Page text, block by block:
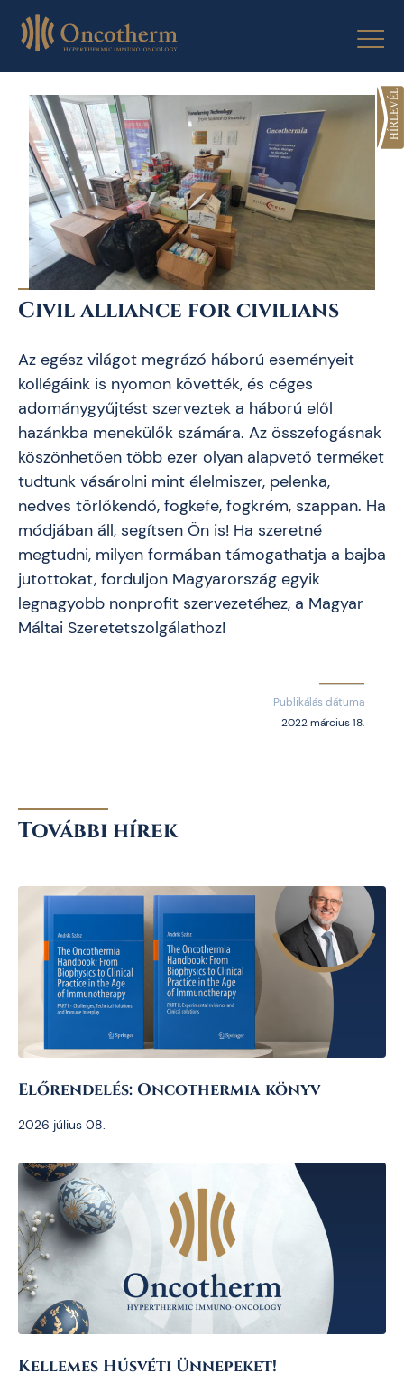
content
Civil alliance for civilians
Az egész világot megrázó háború eseményeit
kollégáink is nyomon követték, és céges
adománygyűjtést szerveztek a háború elől
hazánkba menekülők számára. Az összefogásnak
köszönhetően több ezer olyan alapvető terméket
tudtunk vásárolni mint élelmiszer, pelenka,
nedves törlőkendő, fogkefe, fogkrém, szappan. Ha
módjában áll, segítsen Ön is! Ha szeretné
megtudni, milyen formában támogathatja a bajba
jutottokat, forduljon Magyarország egyik
legnagyobb nonprofit szervezetéhez, a Magyar
Máltai Szeretetszolgálathoz!
Publikálás dátuma
2022 március 18.
További hírek
Előrendelés: Oncothermia könyv
2026 július 08.
Kellemes Húsvéti Ünnepeket!